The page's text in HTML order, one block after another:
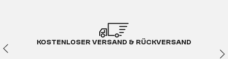
KOSTENLOSER VERSAND & RÜCKVERSAND